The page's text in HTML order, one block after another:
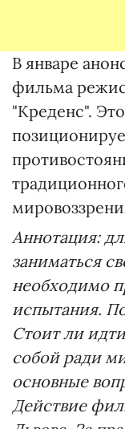
В январе
фильма
"Креденс".
Аннотация:
заниматься
необходимо
испытания.
Стоит ли
собой ради
основные
Действие